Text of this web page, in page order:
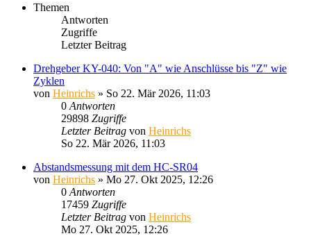
Themen
Antworten
Zugriffe
Letzter Beitrag
Drehgeber KY-040: Von "A" wie Anschlüsse bis "Z" wie
Zyklen
von Heinrichs » So 22. Mär 2026, 11:03
0 Antworten
29898 Zugriffe
Letzter Beitrag von Heinrichs
So 22. Mär 2026, 11:03
Abstandsmessung mit dem HC-SR04
von Heinrichs » Mo 27. Okt 2025, 12:26
0 Antworten
17459 Zugriffe
Letzter Beitrag von Heinrichs
Mo 27. Okt 2025, 12:26